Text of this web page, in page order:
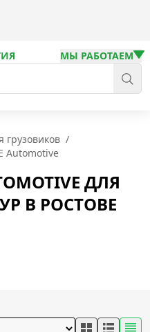
МЫ РАБОТАЕМ
грузовиков /
Automotive
ДЛЯ
В РОСТОВЕ